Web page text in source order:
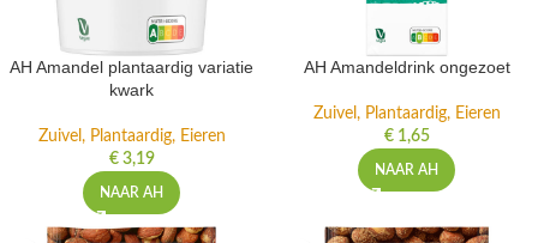
AH Amandel plantaardig variatie
kwark
Zuivel, Plantaardig, Eieren
€3,19
NAAR AH
AH Amandeldrink ongezoet
Zuivel, Plantaardig, Eieren
€1,65
NAAR AH